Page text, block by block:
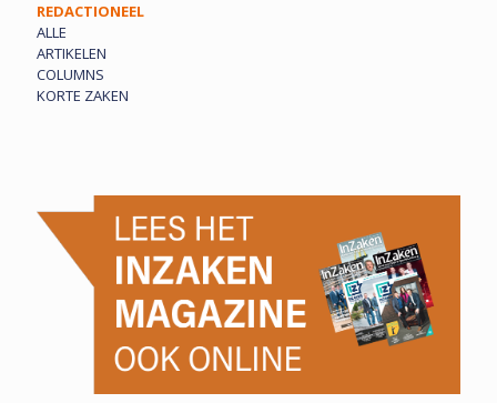
REDACTIONEEL
ALLE
ARTIKELEN
COLUMNS
KORTE ZAKEN